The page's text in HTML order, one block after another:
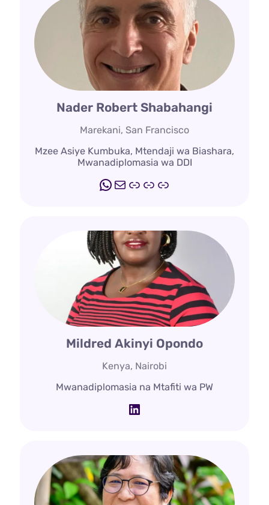
Nader Robert Shabahangi
Marekani, San Francisco
Mzee Asiye Kumbuka, Mtendaji wa Biashara,
Mwanadiplomasia wa DDI
WhatsApp
Barua
Mildred Akinyi Opondo
Kenya, Nairobi
Mwanadiplomasia na Mtafiti wa PW
LinkedIn